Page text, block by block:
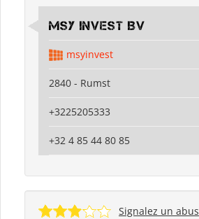
MSY Invest BV
msyinvest
2840 - Rumst
+3225205333
+32 4 85 44 80 85
Signalez un abus